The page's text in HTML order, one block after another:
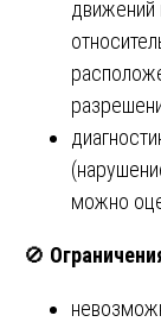
движений
можно
🚫